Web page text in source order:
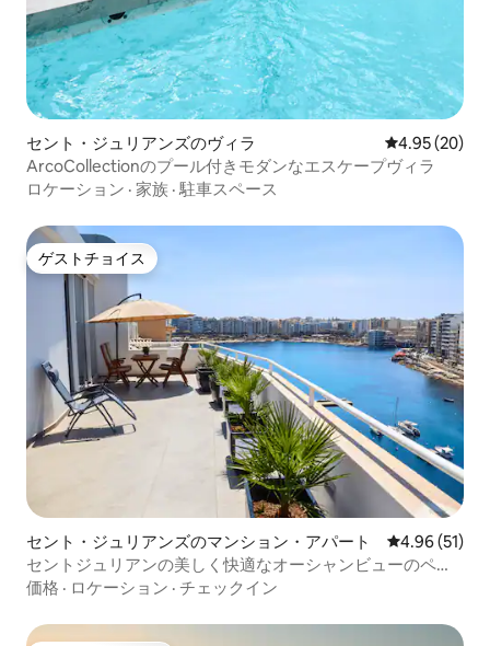
セント・ジュリアンズのヴィラ レビュー20
4.95 (20)
ArcoCollectionのプール付きモダンなエスケープヴィラ
ロケーション · 家族 ·駐車スペース
ゲストチョイス
ゲストチョイス
セント・ジュリアンズのマンション・アパート レビュー51
4.96 (51)
セントジュリアンの美しく快適なオーシャンビューのペン
トハウス
価格 · ロケーション · チェックイン